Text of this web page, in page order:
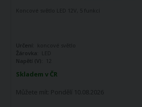
Skladem v ČR
Můžete mít: Pondělí 10.08.2026
Koncové světlo LED 12V, 5 funkcí
Určení: koncové světlo
Žárovka: LED
Napětí (V):
12